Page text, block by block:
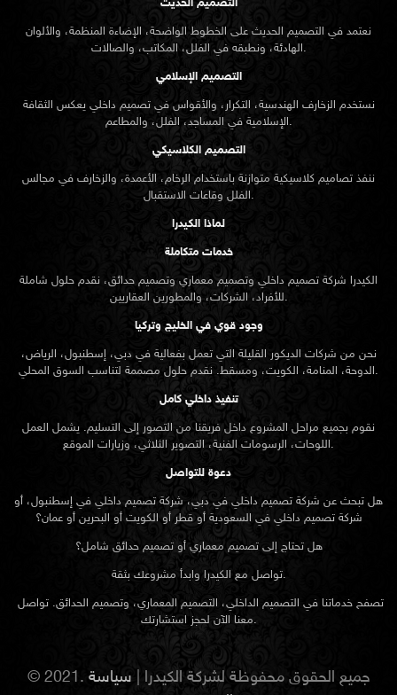
التصميم الحديث
نعتمد في التصميم الحديث على الخطوط الواضحة، الإضاءة المنظمة، والألوان
الهادئة، ونطبقه في الفلل، المكاتب، والصالات.
التصميم الإسلامي
نستخدم الزخارف الهندسية، التكرار، والأقواس في تصميم داخلي يعكس الثقافة
الإسلامية في المساجد، الفلل، والمطاعم.
التصميم الكلاسيكي
ننفذ تصاميم كلاسيكية متوازنة باستخدام الرخام، الأعمدة، والزخارف في مجالس
الفلل وقاعات الاستقبال.
لماذا الكيدرا
خدمات متكاملة
الكيدرا شركة تصميم داخلي وتصميم معماري وتصميم حدائق، نقدم حلول شاملة
للأفراد، الشركات، والمطورين العقاريين.
وجود قوي في الخليج وتركيا
نحن من شركات الديكور القليلة التي تعمل بفعالية في دبي، إسطنبول، الرياض،
الدوحة، المنامة، الكويت، ومسقط. نقدم حلول مصممة لتناسب السوق المحلي.
تنفيذ داخلي كامل
نقوم بجميع مراحل المشروع داخل فريقنا من التصور إلى التسليم. يشمل العمل
اللوحات، الرسومات الفنية، التصوير الثلاثي، وزيارات الموقع.
دعوة للتواصل
هل تبحث عن شركة تصميم داخلي في دبي، شركة تصميم داخلي في إسطنبول، أو
شركة تصميم داخلي في السعودية أو قطر أو الكويت أو البحرين أو عمان؟
هل تحتاج إلى تصميم معماري أو تصميم حدائق شامل؟
تواصل مع الكيدرا وابدأ مشروعك بثقة.
معنا الآن لحجز استشارتك.
© 2021. جميع الحقوق محفوظة لشركة الكيدرا | سياسة